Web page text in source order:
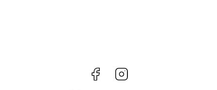
Facebook